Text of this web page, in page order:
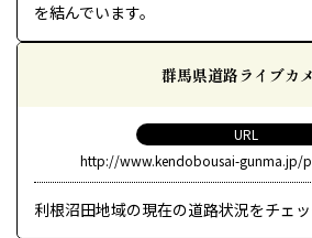
を結んでいます。
群馬県道路ライブカ
URL
http://www.kendobousai-gunma.jp/
利根沼田地域の現在の道路状況をチェッ